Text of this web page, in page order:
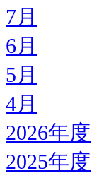
7月
6月
5月
4月
2026年度
2025年度